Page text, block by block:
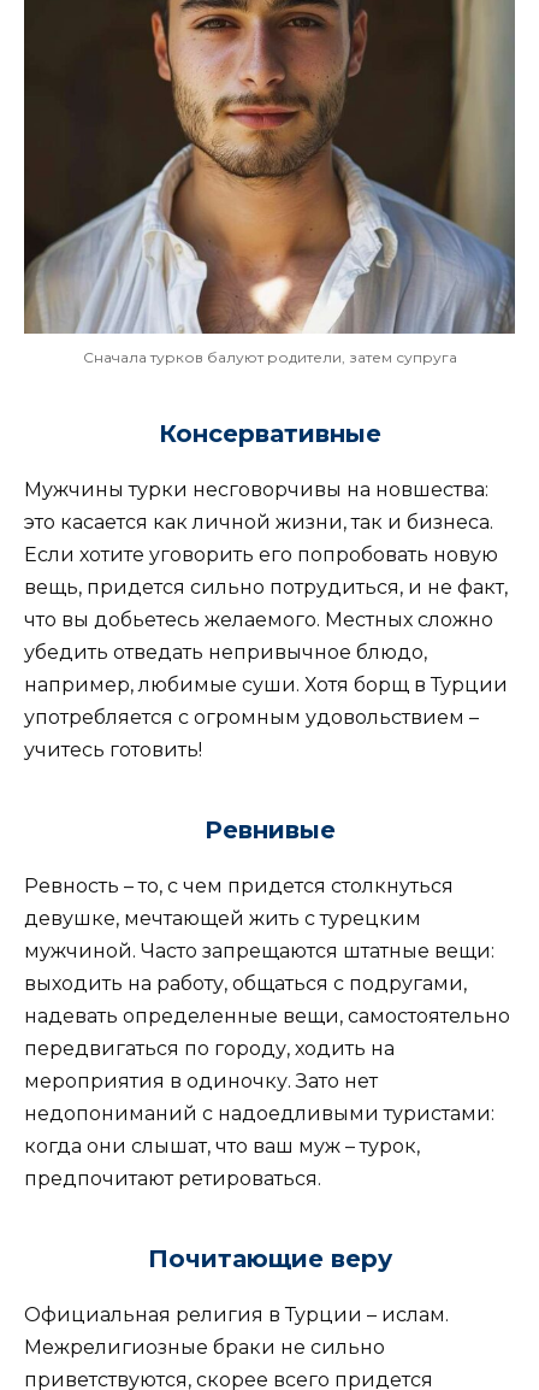
Сначала турков балуют родители, затем супруга
Консервативные
Мужчины турки несговорчивы на новшества:
это касается как личной жизни, так и бизнеса.
Если хотите уговорить его попробовать новую
вещь, придется сильно потрудиться, и не факт,
что вы добьетесь желаемого. Местных сложно
убедить отведать непривычное блюдо,
например, любимые суши. Хотя борщ в Турции
употребляется с огромным удовольствием –
учитесь готовить!
Ревнивые
Ревность – то, с чем придется столкнуться
девушке, мечтающей жить с турецким
мужчиной. Часто запрещаются штатные вещи:
выходить на работу, общаться с подругами,
надевать определенные вещи, самостоятельно
передвигаться по городу, ходить на
мероприятия в одиночку. Зато нет
недопониманий с надоедливыми туристами:
когда они слышат, что ваш муж – турок,
предпочитают ретироваться.
Почитающие веру
Официальная религия в Турции – ислам.
Межрелигиозные браки не сильно
приветствуются, скорее всего придется